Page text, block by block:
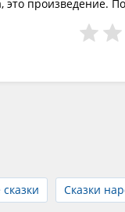
это произведение.
Сказки